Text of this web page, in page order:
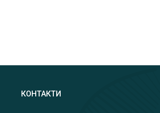
КОНТАКТИ